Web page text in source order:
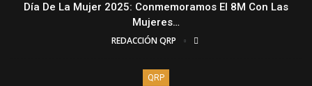
Día De La Mujer 2025: Conmemoramos El 8M Con Las
Mujeres…
REDACCIÓN QRP
QRP